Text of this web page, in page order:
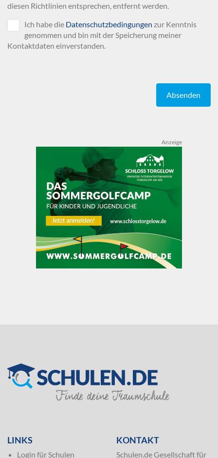
diesen Richtlinien entsprechen, entfernt werden.
Ich habe die Datenschutzbedingungen zur Kenntnis
genommen und bin mit der Speicherung meiner
Kontaktdaten einverstanden.
Absenden
Anzeige
LINKS
Login für Schulen
KONTAKT
Schulen.de Gesellschaft für